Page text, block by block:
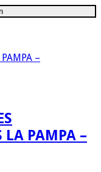
–
LA PAMPA –